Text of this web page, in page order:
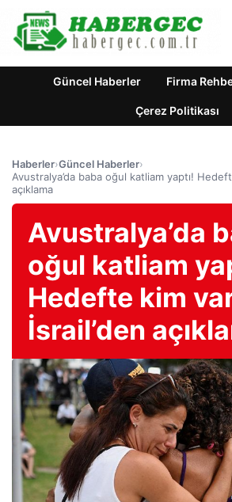
Güncel Haberler Firma
Çerez Politikası
Haberler›Güncel Haberler›
Avustralya’da baba oğul katliam yaptı!
açıklama
Avustralya’da
oğul katliam
Hedefte kim
İsrail’den